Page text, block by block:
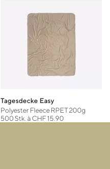
Tagesdecke Easy
Polyester Fleece RPET 200g
500 Stk. à CHF 15.90